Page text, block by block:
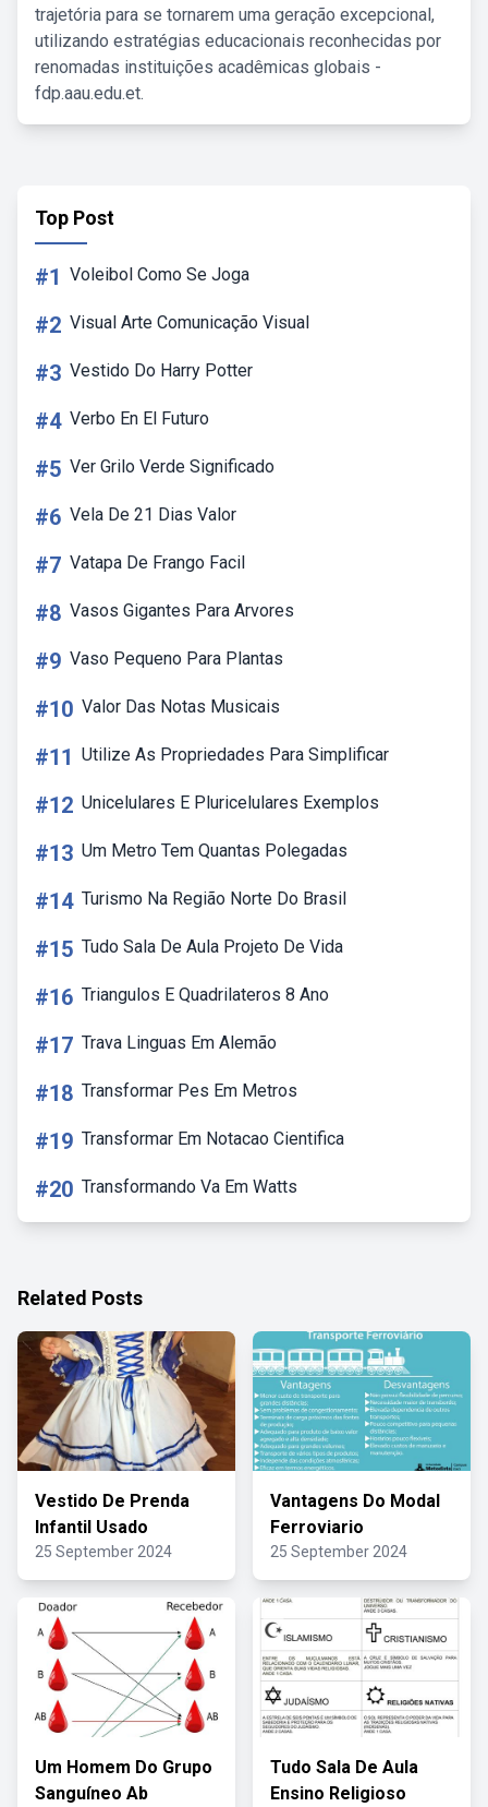
trajetória para se tornarem uma geração excepcional,
utilizando estratégias educacionais reconhecidas por
renomadas instituições acadêmicas globais -
fdp.aau.edu.et.
Top Post
#1 Voleibol Como Se Joga
#2 Visual Arte Comunicação Visual
#3 Vestido Do Harry Potter
#4 Verbo En El Futuro
#5 Ver Grilo Verde Significado
#6 Vela De 21 Dias Valor
#7 Vatapa De Frango Facil
#8 Vasos Gigantes Para Arvores
#9 Vaso Pequeno Para Plantas
#10 Valor Das Notas Musicais
#11 Utilize As Propriedades Para Simplificar
#12 Unicelulares E Pluricelulares Exemplos
#13 Um Metro Tem Quantas Polegadas
#14 Turismo Na Região Norte Do Brasil
#15 Tudo Sala De Aula Projeto De Vida
#16 Triangulos E Quadrilateros 8 Ano
#17 Trava Linguas Em Alemão
#18 Transformar Pes Em Metros
#19 Transformar Em Notacao Cientifica
#20 Transformando Va Em Watts
Related Posts
Vestido De Prenda
Infantil Usado
25 September 2024
Vantagens Do Modal
Ferroviario
25 September 2024
Um Homem Do Grupo
Sanguíneo Ab
Tudo Sala De Aula
Ensino Religioso